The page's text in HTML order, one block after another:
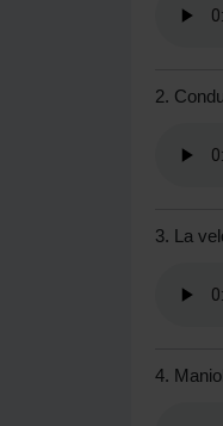
2.
3. La
4.